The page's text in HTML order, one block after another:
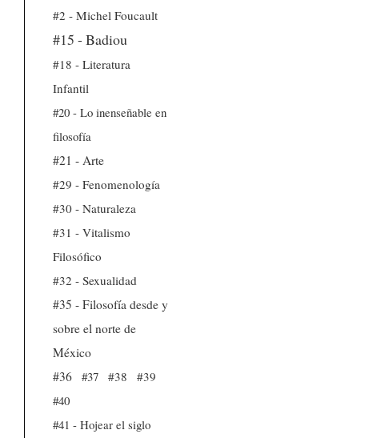
#2 - Michel Foucault
#15 - Badiou
#18 - Literatura
Infantil
#20 - Lo inenseñable en
filosofía
#21 - Arte
#29 - Fenomenología
#30 - Naturaleza
#31 - Vitalismo
Filosófico
#32 - Sexualidad
#35 - Filosofía desde y
sobre el norte de
México
#36
#37 #38
#39
#40
#41 - Hojear el siglo